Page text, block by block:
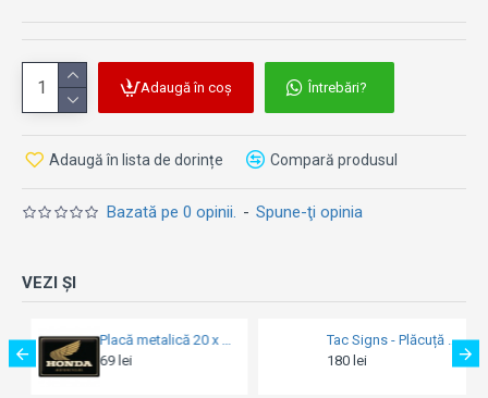
Bazată pe 0 opinii. - Spune-ţi opinia
Adaugă în coș Întrebări?
Adaugă în lista de dorințe Compară produsul
VEZI ȘI
Tac Signs - Plăcuță metalică decorativă 3D [30x40cm] - Garage
180 lei
Tac Signs - Plăcuță metalică decorativă [30x41cm] - Z1
128 lei